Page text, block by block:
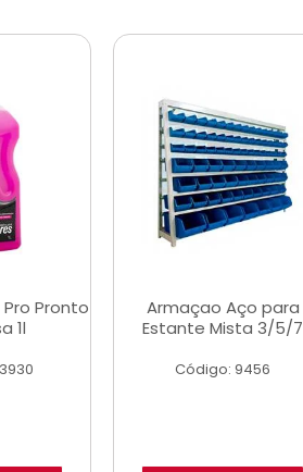
Pronto
1l
Armaçao Aço para
Estante Mista 3/5/7
Código: 9456